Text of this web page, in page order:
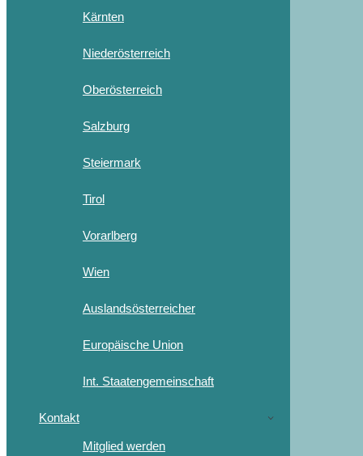
Kärnten
Niederösterreich
Oberösterreich
Salzburg
Steiermark
Tirol
Vorarlberg
Wien
Auslandsösterreicher
Europäische Union
Int. Staatengemeinschaft
Kontakt
Mitglied werden